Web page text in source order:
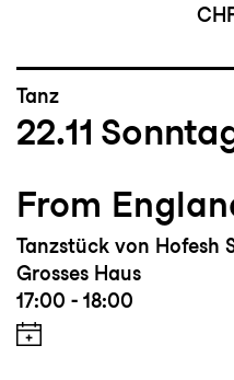
Tanz
22.11
From
Tanzstück von Hofesh
Grosses Haus
17:00 - 18:00